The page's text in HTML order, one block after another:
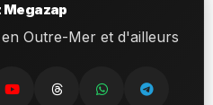
Megazap
Outre-Mer et d'ailleurs